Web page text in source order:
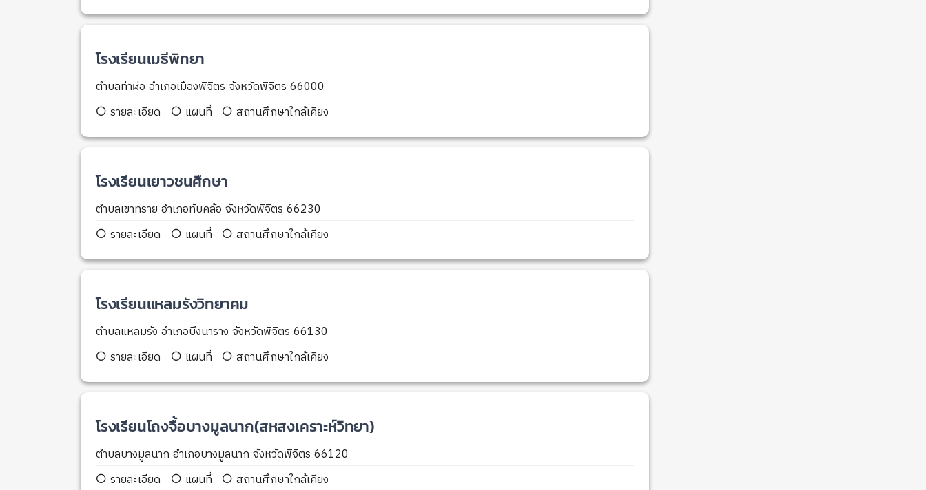
โรงเรียนเมธีพิทยา
ตำบลท่าฬ่อ อำเภอเมืองพิจิตร จังหวัดพิจิตร 66000
รายละเอียด
แผนที่ สถานศึกษาใกล้เคียง
โรงเรียนเยาวชนศึกษา
ตำบลเขาทราย อำเภอทับคล้อ จังหวัดพิจิตร 66230
รายละเอียด
แผนที่ สถานศึกษาใกล้เคียง
โรงเรียนแหลมรังวิทยาคม
ตำบลแหลมรัง อำเภอบึงนาราง จังหวัดพิจิตร 66130
รายละเอียด
แผนที่ สถานศึกษาใกล้เคียง
โรงเรียนโถงจื้อบางมูลนาก(สหสงเคราะห์วิทยา)
ตำบลบางมูลนาก อำเภอบางมูลนาก จังหวัดพิจิตร 66120
รายละเอียด
แผนที่ สถานศึกษาใกล้เคียง